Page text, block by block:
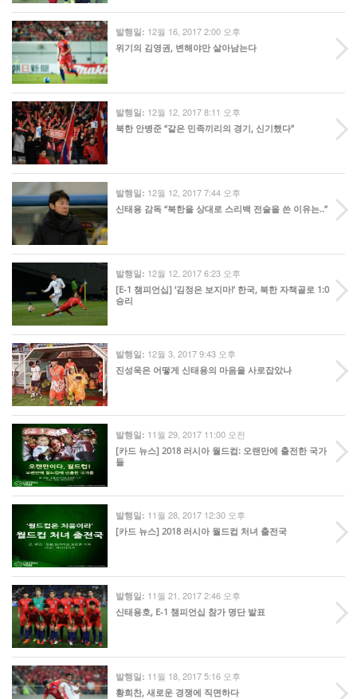
발행일: 12월 16, 2017 2:00 오후
위기의 김영권, 변해야만 살아남는다
발행일: 12월 12, 2017 8:11 오후
북한 안병준 “같은 민족끼리의 경기, 신기했다”
발행일: 12월 12, 2017 7:44 오후
신태용 감독 “북한을 상대로 스리백 전술을 쓴 이유는..”
발행일: 12월 12, 2017 6:23 오후
[E-1 챔피언십] ‘김정은 보지마!’ 한국, 북한 자책골로 1:0
승리
발행일: 12월 3, 2017 9:43 오후
진성욱은 어떻게 신태용의 마음을 사로잡았나
발행일: 11월 29, 2017 11:00 오전
[카드 뉴스] 2018 러시아 월드컵: 오랜만에 출전한 국가
들
발행일: 11월 28, 2017 12:30 오후
[카드 뉴스] 2018 러시아 월드컵 처녀 출전국
발행일: 11월 21, 2017 2:46 오후
신태용호, E-1 챔피언십 참가 명단 발표
발행일: 11월 18, 2017 5:16 오후
황희찬, 새로운 경쟁에 직면하다